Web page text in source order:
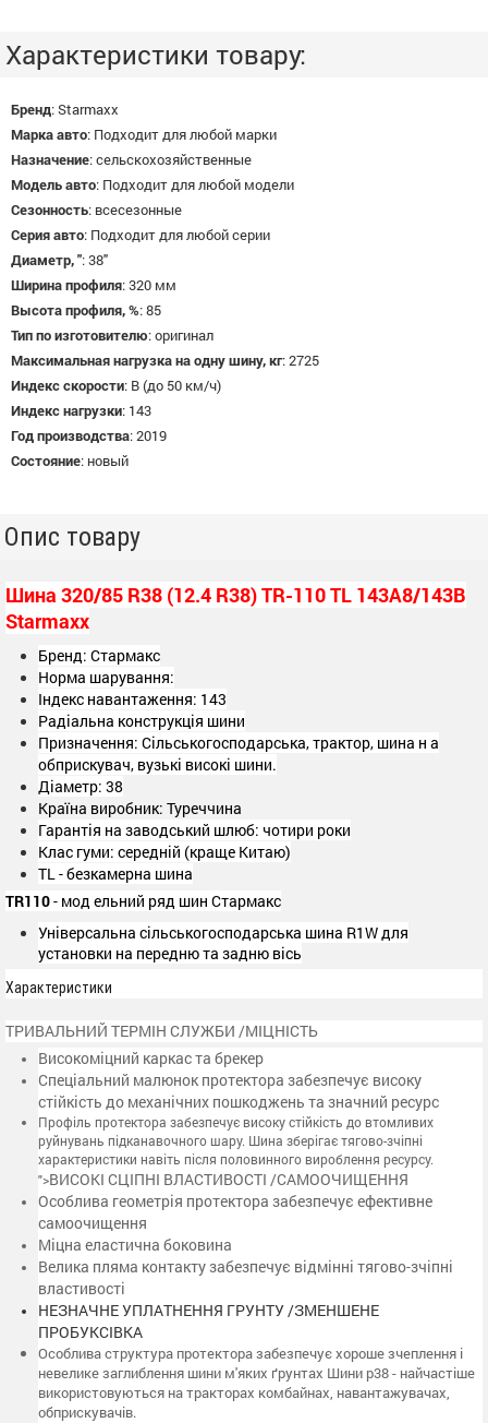
Характеристики товару:
Бренд:Starmaxx
Марка авто: Подходит для любой марки
Назначение:сельскохозяйственные
Модель авто: Подходит для любой модели
Сезонность: всесезонные
Серия авто: Подходит для любой серии
Диаметр, ":38"
Ширина профиля:320 мм
Высота профиля, %:85
Тип по изготовителю:оригинал
Максимальная нагрузка на одну шину, кг:2725
Индекс скорости: B (до 50 км/ч)
Индекс нагрузки: 143
Год производства:2019
Состояние: новый
Опис товару
Шина 320/85 R38 (12.4 R38) TR-110 TL 143A8/143B
Starmaxx
Бренд: Стармакс
Норма шарування:
Індекс навантаження: 143
Радіальна конструкція шини
Призначення: Сільськогосподарська, трактор, шина н а
обприскувач, вузькі високі шини.
Діаметр: 38
Країна виробник: Туреччина
Гарантія на заводський шлюб: чотири роки
Клас гуми: середній (краще Китаю)
TL - безкамерна шина
TR110- мод ельний ряд шин Стармакс
Універсальна сільськогосподарська шина R1W для
установки на передню та задню вісь
Характеристики
ТРИВАЛЬНИЙ ТЕРМІН СЛУЖБИ /МІЦНІСТЬ
Високоміцний каркас та брекер
Спеціальний малюнок протектора забезпечує високу
стійкість до механічних пошкоджень та значний ресурс
Профіль протектора забезпечує високу стійкість до втомливих
руйнувань підканавочного шару. Шина зберігає тягово-зчіпні
характеристики навіть після половинного вироблення ресурсу.
">ВИСОКІ СЦІПНІ ВЛАСТИВОСТІ /САМООЧИЩЕННЯ
Особлива геометрія протектора забезпечує ефективне
самоочищення
Міцна еластична боковина
Велика пляма контакту забезпечує відмінні тягово-зчіпні
властивості
НЕЗНАЧНЕ УПЛАТНЕННЯ ГРУНТУ /ЗМЕНШЕНЕ
ПРОБУКСІВКА
Особлива структура протектора забезпечує хороше зчеплення і
невелике заглиблення шини м'яких ґрунтах Шини р38 - найчастіше
використовуються на тракторах комбайнах, навантажувачах,
обприскувачів.